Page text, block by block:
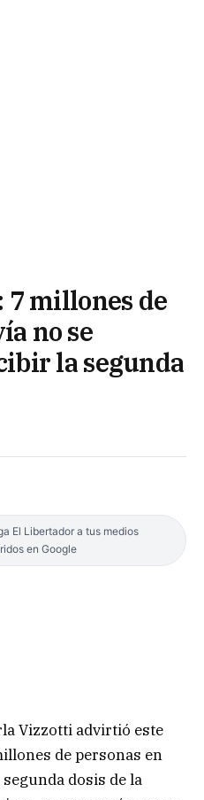
7 millones de
no se
la segunda
El Libertador a tus medios
en Google
Vizzotti advirtió este
de personas en
dosis de la